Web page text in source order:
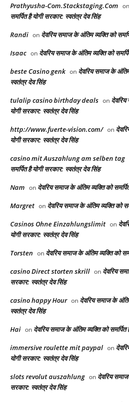
Prathyusha-Com.Stackstaging.Com on
समर्पित है योगी सरकार: स्वतंत्र देव सिंह
Randi on देवरिय समाज के अंतिम व्यक्ति को
Isaac on देवरिय समाज के अंतिम व्यक्ति को
beste Casino genk on देवरिय समाज के अंतिम
स्वतंत्र देव सिंह
tulalip casino birthday deals on देवरिय
योगी सरकार: स्वतंत्र देव सिंह
http://www.fuerte-vision.com/ on
योगी सरकार: स्वतंत्र देव सिंह
casino mit Auszahlung am selben tag
समर्पित है योगी सरकार: स्वतंत्र देव सिंह
Nam on देवरिय समाज के अंतिम व्यक्ति को
Margret on देवरिय समाज के अंतिम व्यक्ति को
Casinos Ohne Einzahlungslimit on
योगी सरकार: स्वतंत्र देव सिंह
Torsten on देवरिय समाज के अंतिम व्यक्ति को
casino Direct storten skrill on देवरिय
सरकार: स्वतंत्र देव सिंह
casino happy Hour on देवरिय समाज के
स्वतंत्र देव सिंह
Hai on देवरिय समाज के अंतिम व्यक्ति को
immersive roulette mit paypal on
योगी सरकार: स्वतंत्र देव सिंह
slots revolut auszahlung on देवरिय समाज
सरकार: स्वतंत्र देव सिंह